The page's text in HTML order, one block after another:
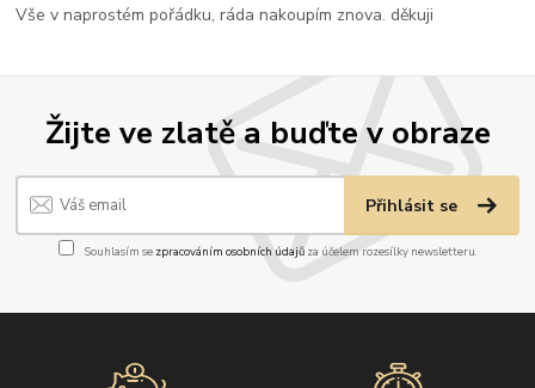
Žijte ve zlatě a buďte v obraze
Přihlásit se
Souhlasím se zpracováním osobních údajůza účelem rozesílky newsletteru.
Vše v naprostém pořádku, ráda nakoupím znova. děkuji